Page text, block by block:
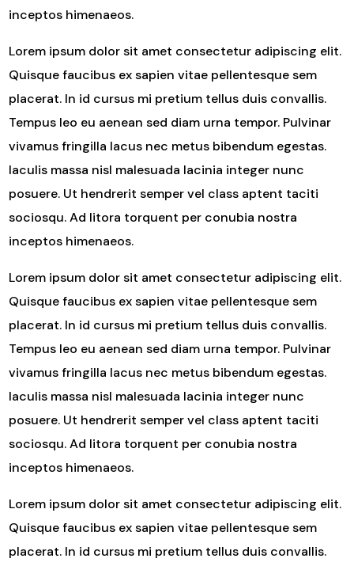
inceptos himenaeos.
Lorem ipsum dolor sit amet consectetur adipiscing elit.
Quisque faucibus ex sapien vitae pellentesque sem
placerat. In id cursus mi pretium tellus duis convallis.
Tempus leo eu aenean sed diam urna tempor. Pulvinar
vivamus fringilla lacus nec metus bibendum egestas.
Iaculis massa nisl malesuada lacinia integer nunc
posuere. Ut hendrerit semper vel class aptent taciti
sociosqu. Ad litora torquent per conubia nostra
inceptos himenaeos.
Lorem ipsum dolor sit amet consectetur adipiscing elit.
Quisque faucibus ex sapien vitae pellentesque sem
placerat. In id cursus mi pretium tellus duis convallis.
Tempus leo eu aenean sed diam urna tempor. Pulvinar
vivamus fringilla lacus nec metus bibendum egestas.
Iaculis massa nisl malesuada lacinia integer nunc
posuere. Ut hendrerit semper vel class aptent taciti
sociosqu. Ad litora torquent per conubia nostra
inceptos himenaeos.
Lorem ipsum dolor sit amet consectetur adipiscing elit.
Quisque faucibus ex sapien vitae pellentesque sem
placerat. In id cursus mi pretium tellus duis convallis.